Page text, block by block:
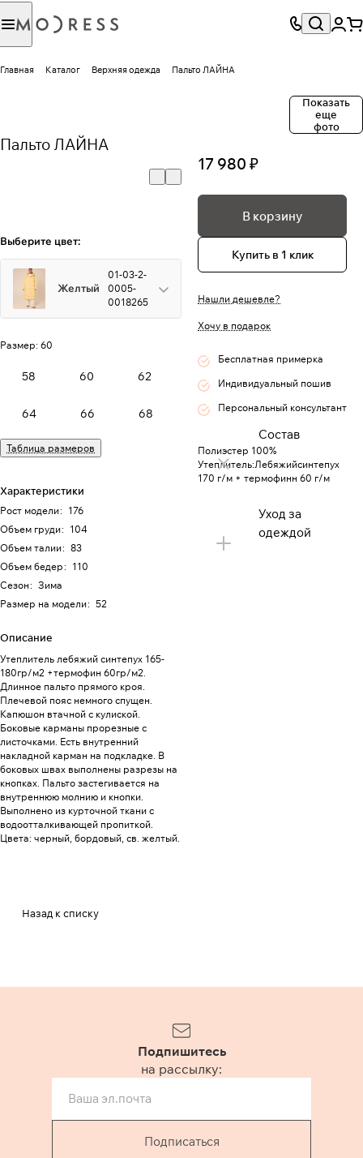
Главная Каталог Верхняя одежда Пальто ЛАЙНА
Показать
еще
фото
Пальто ЛАЙНА
Выберите цвет:
Желтый
01-03-2-
0005-
0018265
Размер: 60
58 60 62
64 66 68
Таблица размеров
Характеристики
Рост модели: 176
Объем груди: 104
Объем талии: 83
Объем бедер: 110
Сезон: Зима
Размер на модели: 52
Описание
Утеплитель лебяжий синтепух 165-
180гр/м2 +термофин 60гр/м2.
Длинное пальто прямого кроя.
Плечевой пояс немного спущен.
Капюшон втачной с кулиской.
Боковые карманы прорезные с
листочками. Есть внутренний
накладной карман на подкладке. В
боковых швах выполнены разрезы на
кнопках. Пальто застегивается на
внутреннюю молнию и кнопки.
Выполнено из курточной ткани с
водоотталкивающей пропиткой.
Цвета: черный, бордовый, св. желтый.
17 980 ₽
В корзину
Купить в 1 клик
Нашли дешевле?
Хочу в подарок
Бесплатная примерка
Индивидуальный пошив
Персональный консультант
Состав
Полиэстер 100%
Утеплитель:Лебяжийсинтепух
170 г/м + термофинн 60 г/м
Уход за
одеждой
Назад к списку
Подпишитесь
на рассылку:
Подписаться